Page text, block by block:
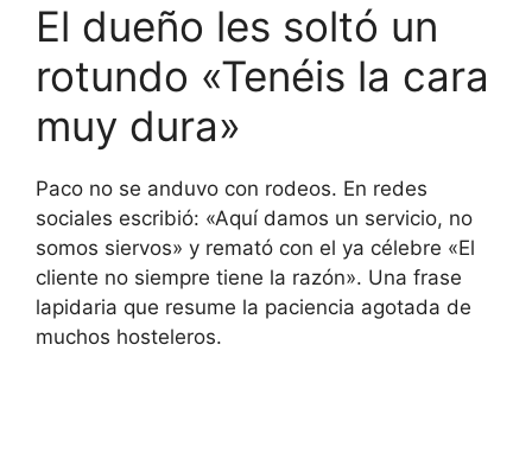
El dueño les soltó un
rotundo «Tenéis la cara
muy dura»
Paco no se anduvo con rodeos. En redes
sociales escribió: «Aquí damos un servicio, no
somos siervos» y remató con el ya célebre «El
cliente no siempre tiene la razón». Una frase
lapidaria que resume la paciencia agotada de
muchos hosteleros.